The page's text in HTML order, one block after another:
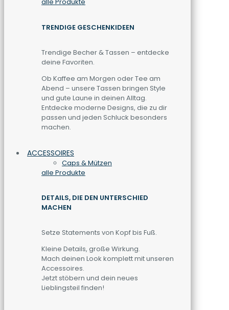
alle Produkte
TRENDIGE GESCHENKIDEEN
Trendige Becher & Tassen – entdecke
deine Favoriten.
Ob Kaffee am Morgen oder Tee am
Abend – unsere Tassen bringen Style
und gute Laune in deinen Alltag.
Entdecke moderne Designs, die zu dir
passen und jeden Schluck besonders
machen.
ACCESSOIRES
Caps & Mützen
alle Produkte
DETAILS, DIE DEN UNTERSCHIED
MACHEN
Setze Statements von Kopf bis Fuß.
Kleine Details, große Wirkung.
Mach deinen Look komplett mit unseren
Accessoires.
Jetzt stöbern und dein neues
Lieblingsteil finden!